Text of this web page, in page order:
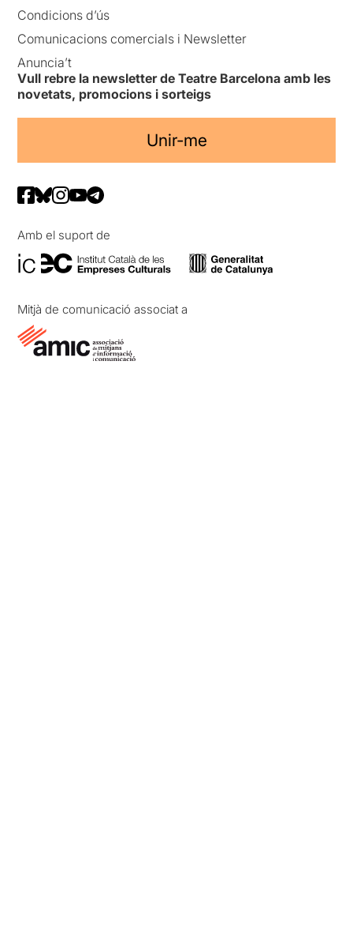
Condicions d’ús
Comunicacions comercials i Newsletter
Anuncia’t
Vull rebre la newsletter de Teatre Barcelona amb les
novetats, promocions i sorteigs
Unir-me
Amb el suport de
Mitjà de comunicació associat a